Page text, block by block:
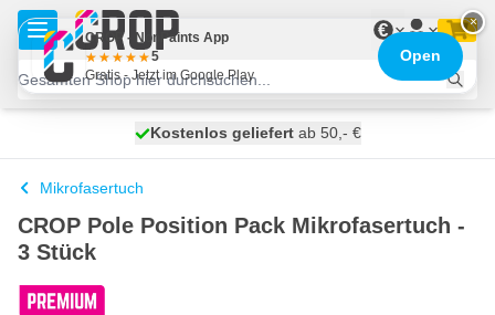
Zum Inhalt springen
€
heute versendet
Kostenlos geliefertab 50,- €
100 Tage
Mikrofasertuch
CROP Pole Position Pack Mikrofasertuch -
3 Stück
×
CROP - NonPaints App
5
Gratis - Jetzt im Google Play
Open